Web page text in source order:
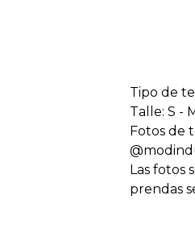
Tipo de
Talle: S -
Fotos de
Las fotos
prendas